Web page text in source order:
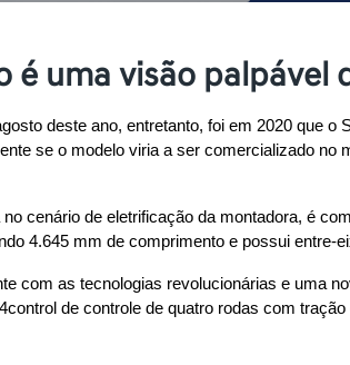
é uma visão palpável
deste ano, entretanto, foi em 2020 que
se o modelo viria a ser comercializado no
cenário de eletrificação da montadora, é
4.645 mm de comprimento e possui
com as tecnologias revolucionárias e uma
de controle de quatro rodas com